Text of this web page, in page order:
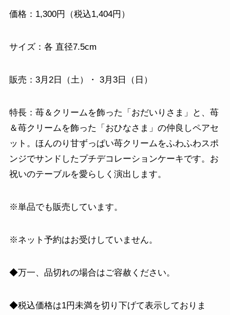
価格：1,300円（税込1,404円）
サイズ：各 直径7.5cm
販売：3月2日（土）・ 3月3日（日）
特長：苺＆クリームを飾った「おだいりさま」と、苺
＆苺クリームを飾った「おひなさま」の仲良しペアセ
ット。ほんのり甘ずっぱい苺クリームをふわふわスポ
ンジでサンドしたプチデコレーションケーキです。お
祝いのテーブルを愛らしく演出します。
※単品でも販売しています。
※ネット予約はお受けしていません。
◆万一、品切れの場合はご容赦ください。
◆税込価格は1円未満を切り下げて表示しておりま